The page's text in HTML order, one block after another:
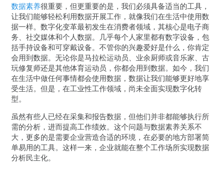
数据素养很重要，但更重要的是，我们必须具备适当的工具，
让我们能够轻松利用数据开展工作，就像我们在生活中使用数
据一样。数字化变革最初发生在消费者领域，其核心是电子商
务、社交媒体和个人数据。几乎每个人家里都有数字设备，包
括手持设备和可穿戴设备。不管你的兴趣爱好是什么，你肯定
会用到数据。无论你是马拉松运动员、业余厨师或音乐家、古
玩修复师还是其他体育运动员，你都会用到数据。如今，我们
在生活中做任何事情都会使用数据，数据让我们能够更好地享
受生活。但是，在工业性工作领域，尚未全面实现数字化转
型。
虽然有些人已经在采集和报告数据，但他们并非都能够执行所
需的分析，进而提高工作绩效。这个问题与数据素养关系不
大，更多的是需要企业营造合适的环境，在必要的地方部署简
单易用的工具。这样一来，企业就能在整个工作场所实现数据
分析民主化。